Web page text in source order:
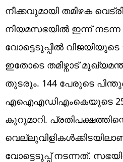
നീക്കവുമായി തമിഴക
നിയമസഭയിൽ ഇന്ന്
വോട്ടെടുപ്പിൽ വിജയിയുടെ
ഇതോടെ തമിഴ്നാട്
തുടരും. 144 പേരുടെ
എഐഎഡിഎംകെയുടെ
കൂറുമാറി.
വോട്ടെടുപ്പ് നടന്നത്.